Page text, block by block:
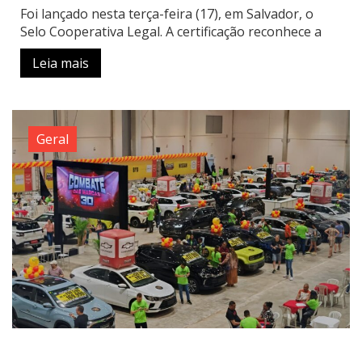
Foi lançado nesta terça-feira (17), em Salvador, o
Selo Cooperativa Legal. A certificação reconhece a
Leia mais
Geral